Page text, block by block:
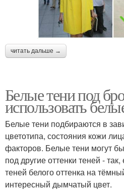
читать дальше →
Белые тени под
использовать
Белые тени подбираются в
цветотипа, состояния кожи
факторов. Белые тени могут
под другие оттенки теней -
теней белого оттенка на
интересный дымчатый цвет.